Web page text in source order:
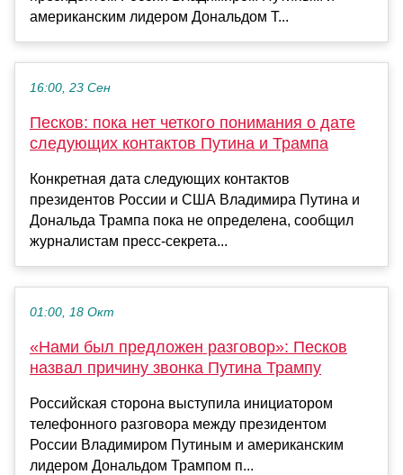
американским лидером Дональдом Т...
16:00, 23 Сен
Песков: пока нет четкого понимания о дате
следующих контактов Путина и Трампа
Конкретная дата следующих контактов
президентов России и США Владимира Путина и
Дональда Трампа пока не определена, сообщил
журналистам пресс-секрета...
01:00, 18 Окт
«Нами был предложен разговор»: Песков
назвал причину звонка Путина Трампу
Российская сторона выступила инициатором
телефонного разговора между президентом
России Владимиром Путиным и американским
лидером Дональдом Трампом п...